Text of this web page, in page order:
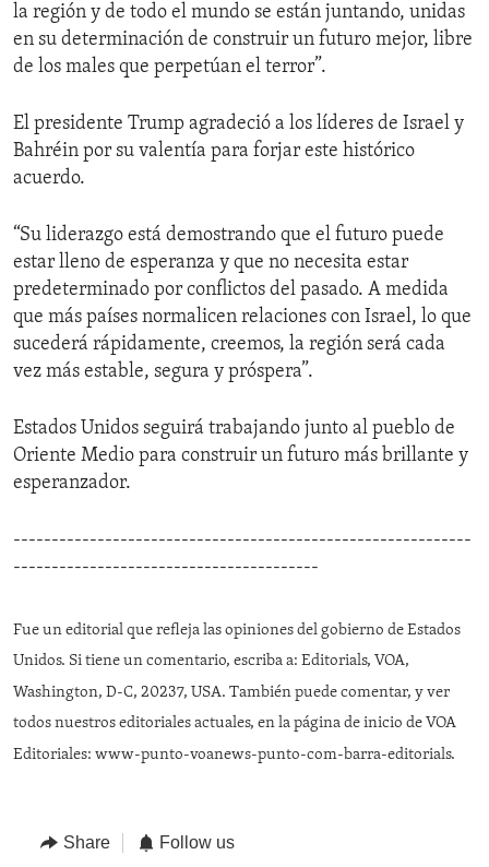
la región y de todo el mundo se están juntando, unidas
en su determinación de construir un futuro mejor, libre
de los males que perpetúan el terror”.
El presidente Trump agradeció a los líderes de Israel y
Bahréin por su valentía para forjar este histórico
acuerdo.
“Su liderazgo está demostrando que el futuro puede
estar lleno de esperanza y que no necesita estar
predeterminado por conflictos del pasado. A medida
que más países normalicen relaciones con Israel, lo que
sucederá rápidamente, creemos, la región será cada
vez más estable, segura y próspera”.
Estados Unidos seguirá trabajando junto al pueblo de
Oriente Medio para construir un futuro más brillante y
esperanzador.
------------------------------------------------------------
----------------------------------------
Fue un editorial que refleja las opiniones del gobierno de Estados
Unidos. Si tiene un comentario, escriba a: Editorials, VOA,
Washington, D-C, 20237, USA. También puede comentar, y ver
todos nuestros editoriales actuales, en la página de inicio de VOA
Editoriales: www-punto-voanews-punto-com-barra-editorials.
Share Follow us